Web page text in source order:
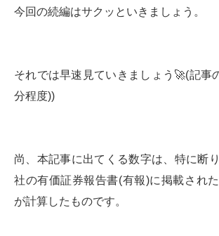
今回の続編はサクッといきましょう。
それでは早速見ていきましょう🚀(記事
分程度))
尚、本記事に出てくる数字は、特に断
社の有価証券報告書(有報)に掲載され
が計算したものです。